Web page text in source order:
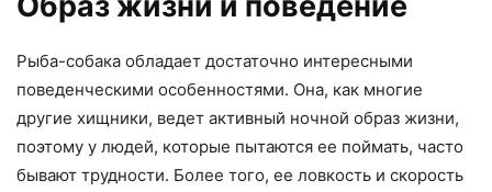
Рыба-собака обладает достаточно интересными
поведенческими особенностями. Она, как многие
другие хищники, ведет активный ночной образ жизни,
поэтому у людей, которые пытаются ее поймать, часто
бывают трудности. Более того, ее ловкость и скорость